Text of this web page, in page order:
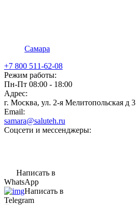
Самара
+7 800 511-62-08
Режим работы:
Пн-Пт 08:00 - 18:00
Адрес:
г. Москва, ул. 2-я Мелитопольская д 3
Email:
samara@saluteh.ru
Соцсети и мессенджеры:
Написать в
WhatsApp
Написать в
Telegram